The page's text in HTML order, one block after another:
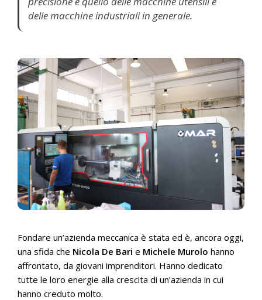
delle macchine industriali in generale.
Fondare un’azienda meccanica è stata ed è, ancora oggi,
una sfida che Nicola De Bari e Michele Murolo hanno
affrontato, da giovani imprenditori. Hanno dedicato
tutte le loro energie alla crescita di un’azienda in cui
hanno creduto molto.